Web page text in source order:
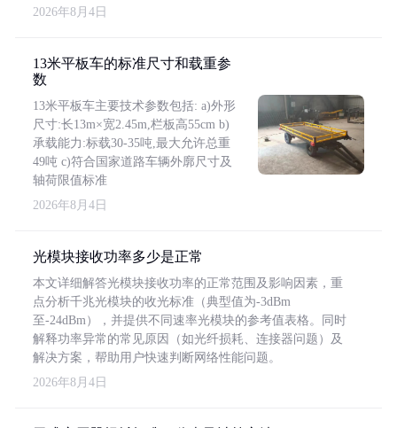
2026年8月4日
13米平板车的标准尺寸和载重参
数
13米平板车主要技术参数包括: a)外形
尺寸:长13m×宽2.45m,栏板高55cm b)
承载能力:标载30-35吨,最大允许总重
49吨 c)符合国家道路车辆外廓尺寸及
轴荷限值标准
2026年8月4日
光模块接收功率多少是正常
本文详细解答光模块接收功率的正常范围及影响因素，重
点分析千兆光模块的收光标准（典型值为-3dBm
至-24dBm），并提供不同速率光模块的参考值表格。同时
解释功率异常的常见原因（如光纤损耗、连接器问题）及
解决方案，帮助用户快速判断网络性能问题。
2026年8月4日